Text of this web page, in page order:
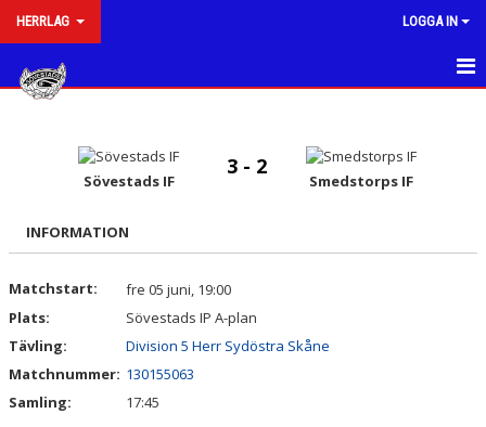
HERRLAG LOGGA IN
MATCHER
TRUPPEN
KONTAKT
BILDGALLERI
Sövestads IF
3 - 2
Smedstorps IF
INFORMATION
Matchstart:
fre 05 juni, 19:00
Plats:
Sövestads IP A-plan
Tävling:
Division 5 Herr Sydöstra Skåne
Matchnummer: 130155063
Samling:
17:45